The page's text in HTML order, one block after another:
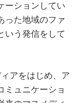
ーションしてい
った地域のファ
いう発信をして
アをはじめ、ア
ミュニケーショ